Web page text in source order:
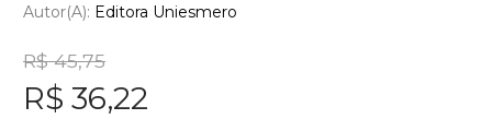
Autor(a): Editora Uniesmero
R$ 45,75
R$ 36,22